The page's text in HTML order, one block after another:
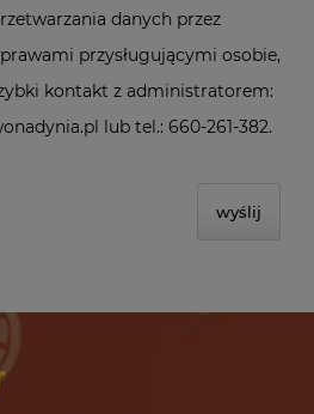
danych przez
przysługującymi osobie,
kontakt z administratorem:
lub tel.: 660-261-382.
wyślij